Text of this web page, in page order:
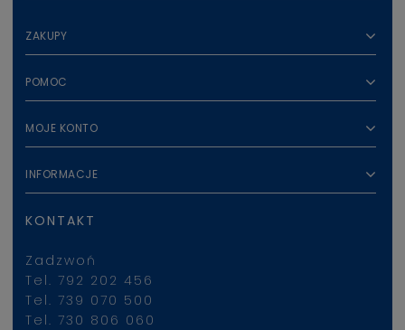
ZAKUPY
POMOC
MOJE KONTO
INFORMACJE
KONTAKT
Zadzwoń
Tel. 792 202 456
Tel. 739 070 500
Tel. 730 806 060